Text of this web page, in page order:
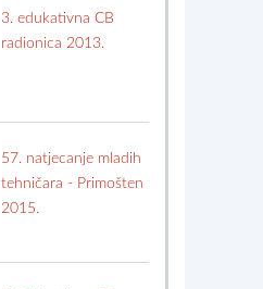
3. edukativna CB
radionica 2013.
57. natjecanje mladih
tehničara - Primošten
2015.